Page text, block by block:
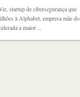
startup de cibersegurança que
à Alphabet, empresa mãe do
a maior ...